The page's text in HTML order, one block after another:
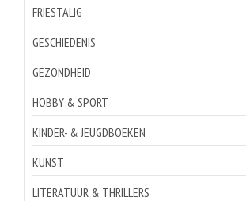
FRIESTALIG
GESCHIEDENIS
GEZONDHEID
HOBBY & SPORT
KINDER- & JEUGDBOEKEN
KUNST
LITERATUUR & THRILLERS